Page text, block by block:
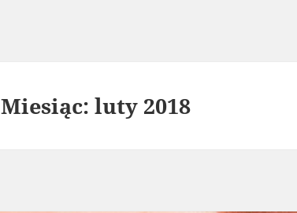
Miesiąc:luty 2018